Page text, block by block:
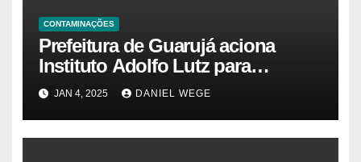
CONTAMINAÇÕES
Prefeitura de Guarujá aciona
Instituto Adolfo Lutz para
identificar causas da virose em
das Praias
JAN 4, 2025 DANIEL WEGE